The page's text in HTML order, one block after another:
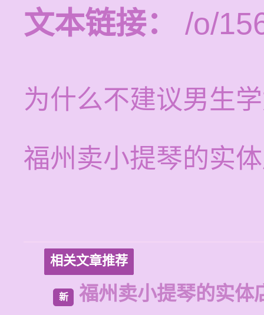
文本链接：
/o/
为什么不建议男生
福州卖小提琴的实
相关文章推荐
新 福州卖小提琴的实体